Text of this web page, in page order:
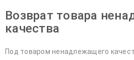
Возврат товара
качества
Под товаром ненадлежащего